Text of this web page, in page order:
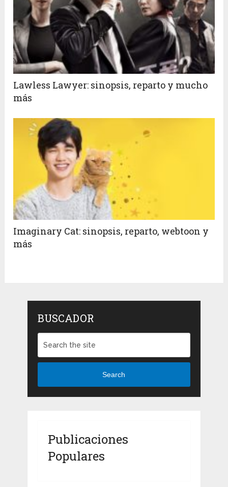
Lawless Lawyer: sinopsis, reparto y mucho
más
Imaginary Cat: sinopsis, reparto, webtoon y
más
BUSCADOR
Search
Publicaciones
Populares